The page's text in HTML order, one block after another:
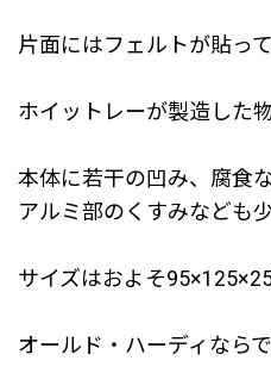
片面にはフェルトが貼っ
ホイットレーが製造した
本体に若干の凹み、腐食
アルミ部のくすみなども
サイズはおよそ
オールド・ハーディなら